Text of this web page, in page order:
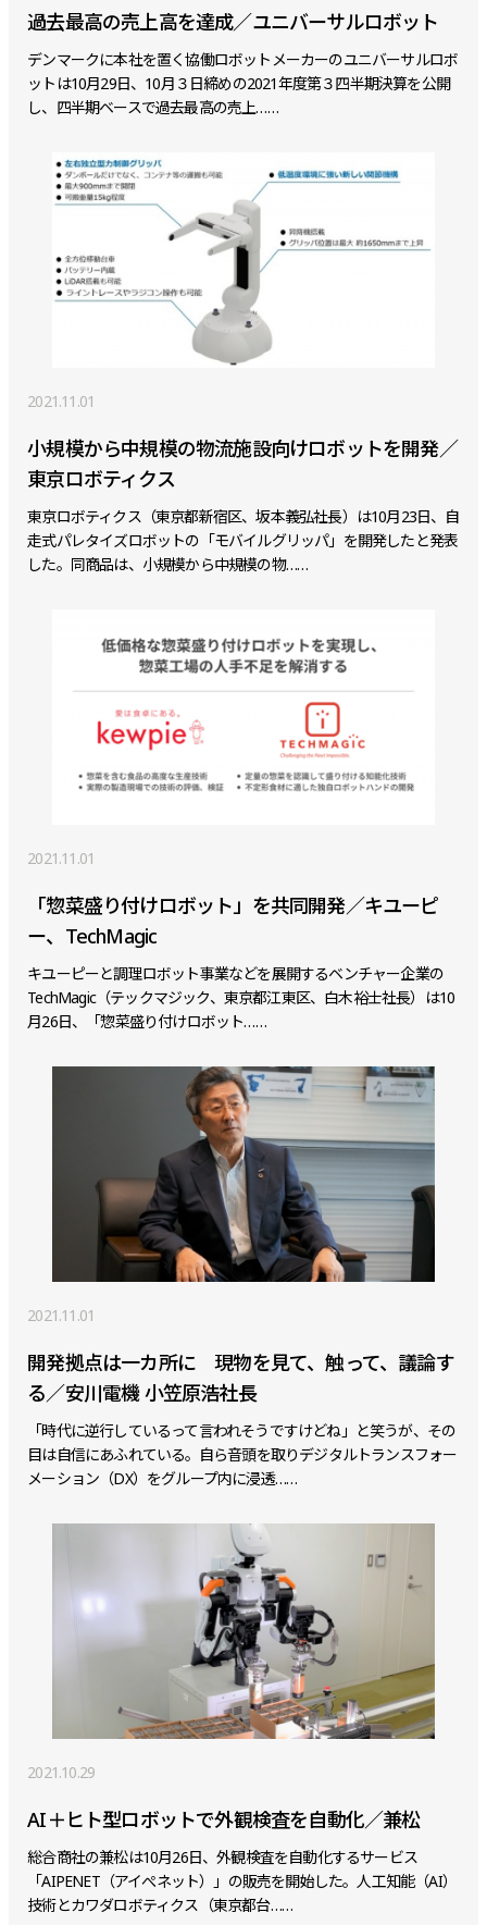
過去最高の売上高を達成／ユニバーサルロボット
デンマークに本社を置く協働ロボットメーカーのユニバーサルロボ
ットは10月29日、10月３日締めの2021年度第３四半期決算を公開
し、四半期ベースで過去最高の売上……
2021.11.01
小規模から中規模の物流施設向けロボットを開発／
東京ロボティクス
東京ロボティクス（東京都新宿区、坂本義弘社長）は10月23日、自
走式パレタイズロボットの「モバイルグリッパ」を開発したと発表
した。同商品は、小規模から中規模の物……
2021.11.01
「惣菜盛り付けロボット」を共同開発／キユーピ
ー、TechMagic
キユーピーと調理ロボット事業などを展開するベンチャー企業の
TechMagic（テックマジック、東京都江東区、白木裕士社長）は10
月26日、「惣菜盛り付けロボット……
2021.11.01
開発拠点は一カ所に 現物を見て、触って、議論す
る／安川電機 小笠原浩社長
「時代に逆行しているって言われそうですけどね」と笑うが、その
目は自信にあふれている――。自ら音頭を取りデジタルトランスフォー
メーション（DX）をグループ内に浸透……
2021.10.29
AI＋ヒト型ロボットで外観検査を自動化／兼松
総合商社の兼松は10月26日、外観検査を自動化するサービス
「AIPENET（アイぺネット）」の販売を開始した。人工知能（AI）
技術とカワダロボティクス（東京都台……